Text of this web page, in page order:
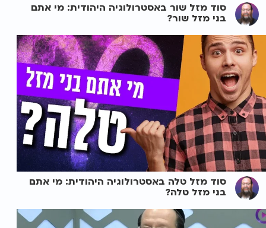
סוד מזל שור באסטרולוגיה היהודית: מי אתם
בני מזל שור?
סוד מזל טלה באסטרולוגיה היהודית: מי אתם
בני מזל טלה?